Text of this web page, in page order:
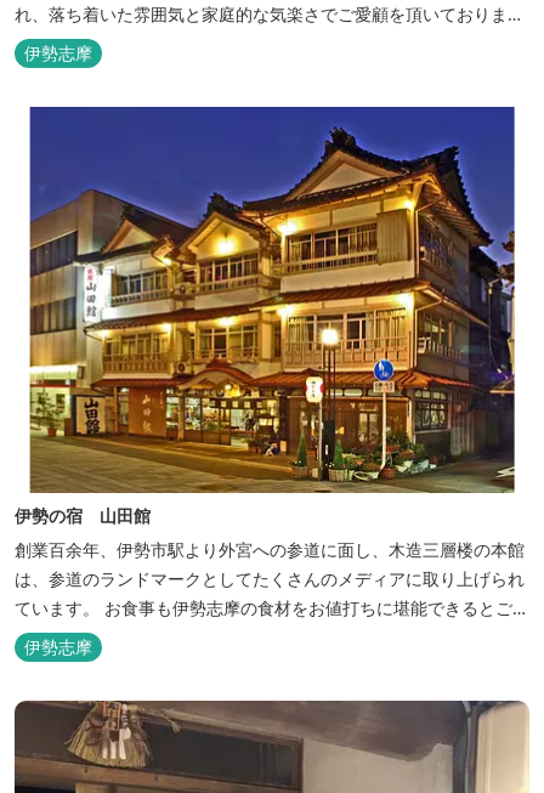
れ、落ち着いた雰囲気と家庭的な気楽さでご愛顧を頂いておりま
す。
伊勢志摩
伊勢の宿 山田館
創業百余年、伊勢市駅より外宮への参道に面し、木造三層楼の本館
は、参道のランドマークとしてたくさんのメディアに取り上げられ
ています。 お食事も伊勢志摩の食材をお値打ちに堪能できるとご好
評いただいています。
伊勢志摩